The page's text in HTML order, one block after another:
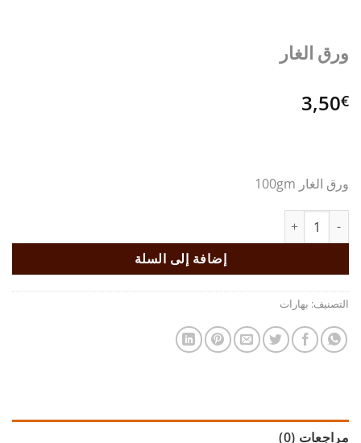
ورق الغار
3,50€
ورق الغار 100gm
كمية ورق الغار
إضافة إلى السلة
التصنيف: بهارات
مراجعات (0)